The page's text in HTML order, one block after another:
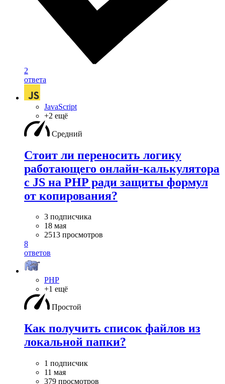
2
ответа
JavaScript
+2 ещё
Средний
Стоит ли переносить логику
работающего онлайн-калькулятора
с JS на PHP ради защиты формул
от копирования?
3 подписчика
18 мая
2513 просмотров
8
ответов
PHP
+1 ещё
Простой
Как получить список файлов из
локальной папки?
1 подписчик
11 мая
379 просмотров